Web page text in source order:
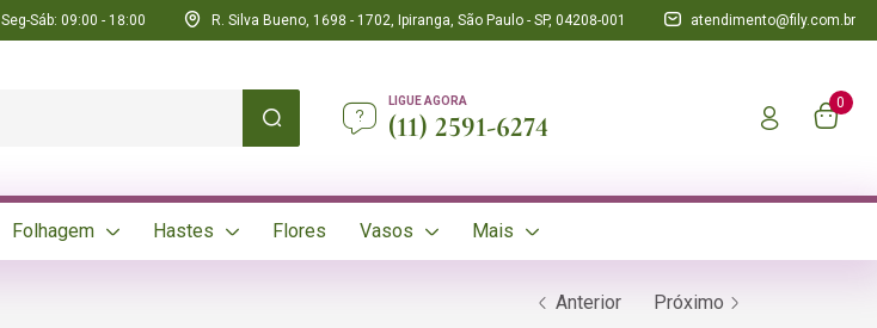
Seg-Sáb: 09:00 - 18:00 R. Silva Bueno, 1698 - 1702, Ipiranga, São Paulo - SP, 04208-001 atendimento@fily.com.br
LIGUE AGORA
(11) 2591-6274
0
Folhagem Hastes Flores Vasos Mais
Anterior Próximo